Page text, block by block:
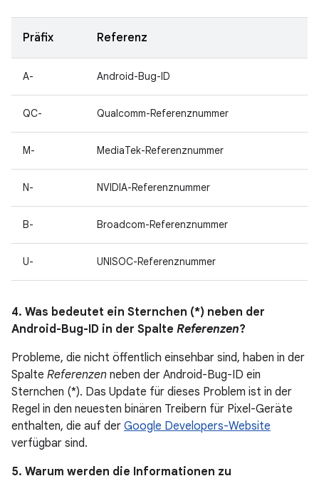
Präfix Referenz
A- Android-Bug-ID
QC- Qualcomm-Referenznummer
M- MediaTek-Referenznummer
N- NVIDIA-Referenznummer
B- Broadcom-Referenznummer
U- UNISOC-Referenznummer
4. Was bedeutet ein Sternchen (*) neben der
Android-Bug-ID in der Spalte Referenzen?
Probleme, die nicht öffentlich einsehbar sind, haben in der
Spalte Referenzen neben der Android-Bug-ID ein
Sternchen (*). Das Update für dieses Problem ist in der
Regel in den neuesten binären Treibern für Pixel-Geräte
enthalten, die auf der Google Developers-Website
verfügbar sind.
5. Warum werden die Informationen zu